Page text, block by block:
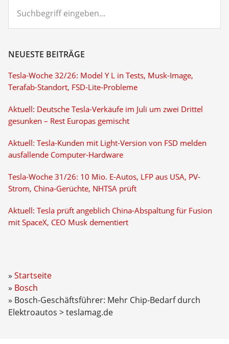
eingeben...
NEUESTE BEITRÄGE
Tesla-Woche 32/26: Model Y L in Tests, Musk-Image,
Terafab-Standort, FSD-Lite-Probleme
Aktuell: Deutsche Tesla-Verkäufe im Juli um zwei Drittel
gesunken – Rest Europas gemischt
Aktuell: Tesla-Kunden mit Light-Version von FSD melden
ausfallende Computer-Hardware
Tesla-Woche 31/26: 10 Mio. E-Autos, LFP aus USA, PV-
Strom, China-Gerüchte, NHTSA prüft
Aktuell: Tesla prüft angeblich China-Abspaltung für Fusion
mit SpaceX, CEO Musk dementiert
Startseite
Bosch
Bosch-Geschäftsführer: Mehr Chip-Bedarf durch
Elektroautos > teslamag.de